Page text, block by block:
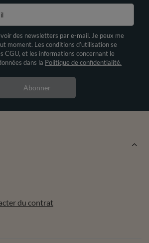
des newsletters par e-mail. Je peux me
moment. Les conditions d’utilisation se
CGU, et les informations concernant le
dans la Politique de confidentialité.
Abonner
du contrat